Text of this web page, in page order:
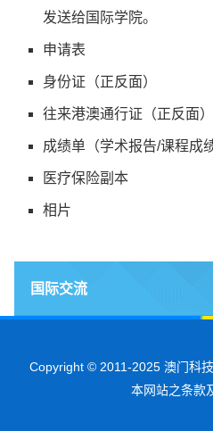
发送给国际学院。
申请表
身份证（正反面）
往来港澳通行证（正反面）
成绩单（学术报告/课程成
医疗保险副本
相片
国际交流
Copyright © 2011-2025 澳门科
本网站之条款